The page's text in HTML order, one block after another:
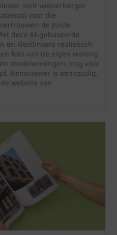
stelt wienerberger
voor die
de juiste
deze AI-gebaseerde
en kleiklinkers realistisch
foto van de eigen woning
modelwoningen, nog vóór
Renoviewer is eenvoudig,
website van